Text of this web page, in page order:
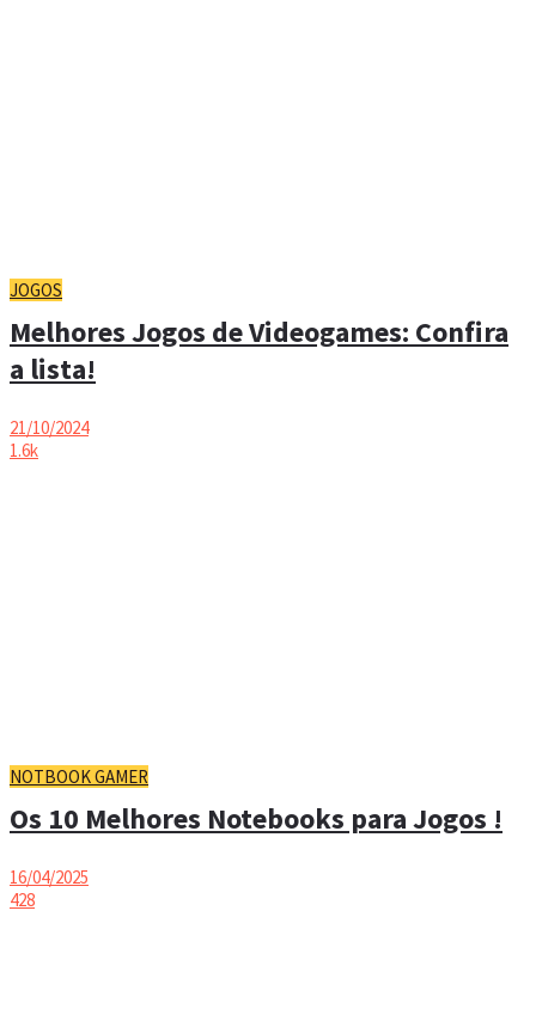
JOGOS
Melhores Jogos de Videogames: Confira
a lista!
21/10/2024
1.6k
NOTBOOK GAMER
Os 10 Melhores Notebooks para Jogos !
16/04/2025
428